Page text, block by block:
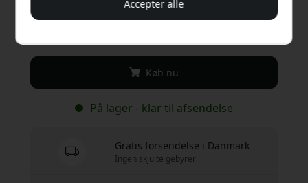
Anbefalet pris
279 DKK
Køb nu
På lager - klar til afsendelse
Gratis forsendelse i Danmark
Ingen skjulte gebyrer
Accepter alle